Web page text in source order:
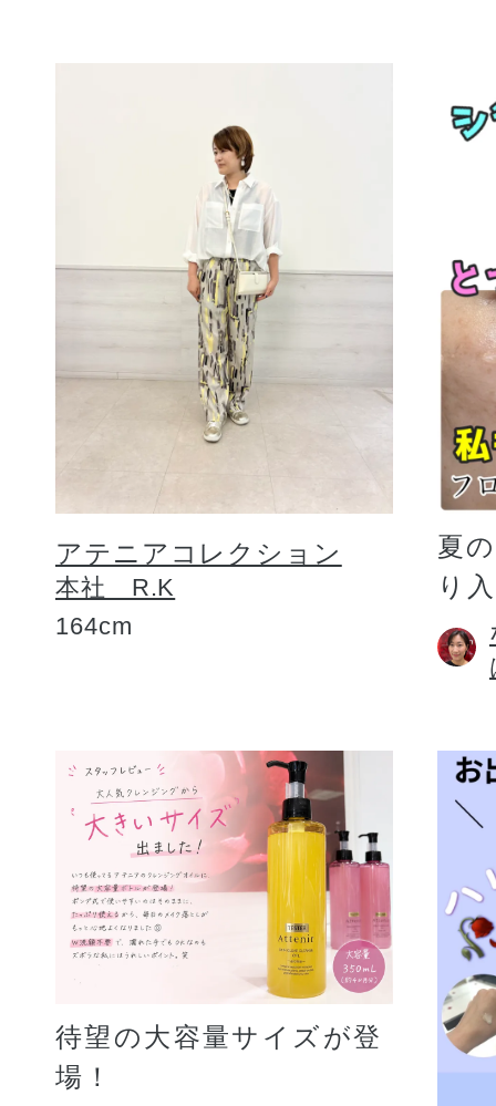
アテニアコレクション
本社 R.K
164cm
夏
り
待望の大容量サイズが登
場！